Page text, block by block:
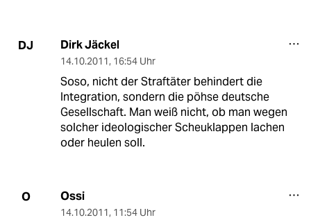
DJ Dirk Jäckel
14.10.2011, 16:54 Uhr
Soso, nicht der Straftäter behindert die
Integration, sondern die pöhse deutsche
Gesellschaft. Man weiß nicht, ob man wegen
solcher ideologischer Scheuklappen lachen
oder heulen soll.
O Ossi
14.10.2011, 11:54 Uhr